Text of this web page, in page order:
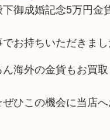
御成婚記念5万円金
お持ちいただきまし
海外の金貨もお買取
ひこの機会に当店へ